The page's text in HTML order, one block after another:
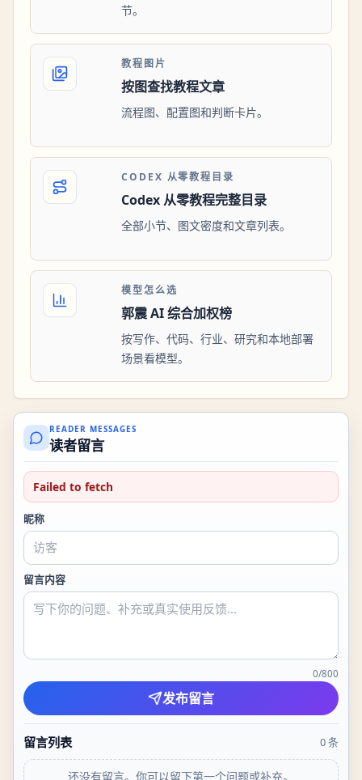
节。
教程图片
按图查找教程文章
流程图、配置图和判断卡片。
CODEX 从零教程目录
Codex 从零教程完整目录
全部小节、图文密度和文章列表。
模型怎么选
郭震 AI 综合加权榜
按写作、代码、行业、研究和本地部署
场景看模型。
READER MESSAGES
读者留言
Failed to fetch
昵称
留言内容
0/800
发布留言
留言列表 0条
还没有留言。你可以留下第一个问题或补充。